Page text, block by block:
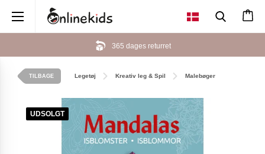
365 dages returret
TILBAGE Legetøj Kreativ leg & Spil Malebøger
UDSOLGT